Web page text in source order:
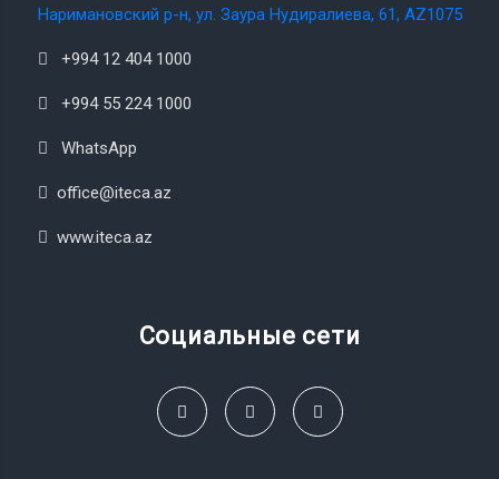
Наримановский р-н, ул. Заура Нудиралиева, 61, AZ1075
+994 12 404 1000
+994 55 224 1000
WhatsApp
office@iteca.az
www.iteca.az
Социальные сети